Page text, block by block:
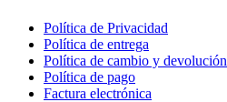
Política de Privacidad
Política de entrega
Política de cambio y devolución
Política de pago
Factura electrónica